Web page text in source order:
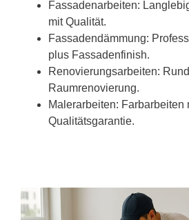
Fassadenarbeiten:
mit Qualität.
Fassadendämmung:
plus Fassadenfinish.
Renovierungsarbeiten:
Raumrenovierung.
Malerarbeiten: Farbarbeiten
Qualitätsgarantie.